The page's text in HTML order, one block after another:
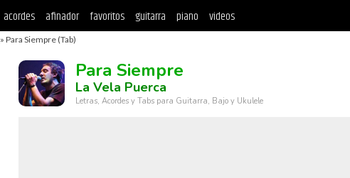
acordes afinador favoritos guitarra piano videos
» Para Siempre (Tab)
Para Siempre
La Vela Puerca
Letras, Acordes y Tabs para Guitarra, Bajo y Ukulele